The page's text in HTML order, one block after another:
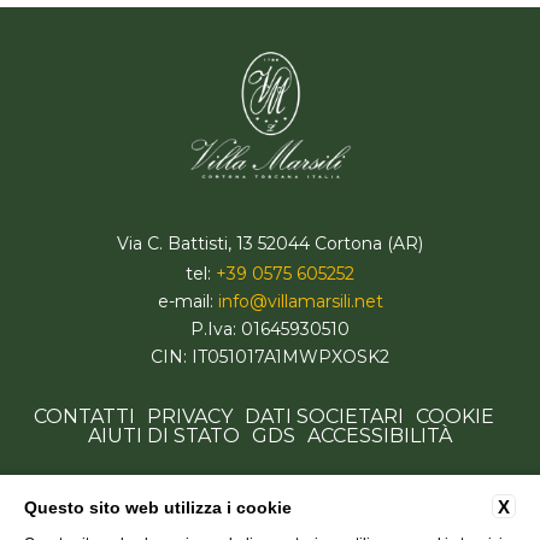
Via C. Battisti, 13 52044 Cortona (AR)
tel: +39 0575 605252
e-mail: info@villamarsili.net
P.Iva: 01645930510
CIN: IT051017A1MWPXOSK2
CONTATTI PRIVACY DATI SOCIETARI
COOKIE
AIUTI DI STATO GDS ACCESSIBILITÀ
X
Questo sito web utilizza i cookie